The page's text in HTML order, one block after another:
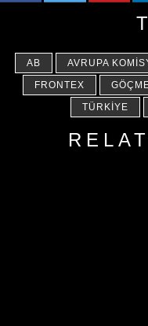
AB AVRUPA
FRONTEX
TÜRKIYE